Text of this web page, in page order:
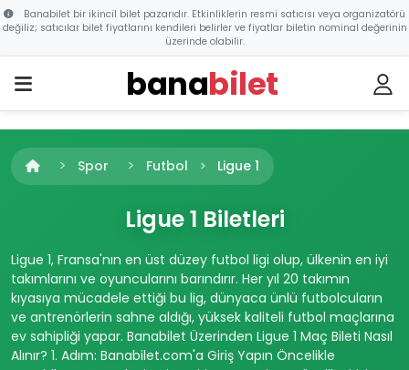
Banabilet bir ikincil bilet pazarıdır. Etkinliklerin resmi satıcısı veya organizatörü
değiliz; satıcılar bilet fiyatlarını kendileri belirler ve fiyatlar biletin nominal değerinin
üzerinde olabilir.
banabilet
Spor Futbol Ligue 1
Ligue 1 Biletleri
Ligue 1, Fransa'nın en üst düzey futbol ligi olup, ülkenin en iyi
takımlarını ve oyuncularını barındırır. Her yıl 20 takımın
kıyasıya mücadele ettiği bu lig, dünyaca ünlü futbolcuların
ve antrenörlerin sahne aldığı, yüksek kaliteli futbol maçlarına
ev sahipliği yapar. Banabilet Üzerinden Ligue 1 Maç Bileti Nasıl
Alınır? 1. Adım: Banabilet.com'a Giriş Yapın Öncelikle